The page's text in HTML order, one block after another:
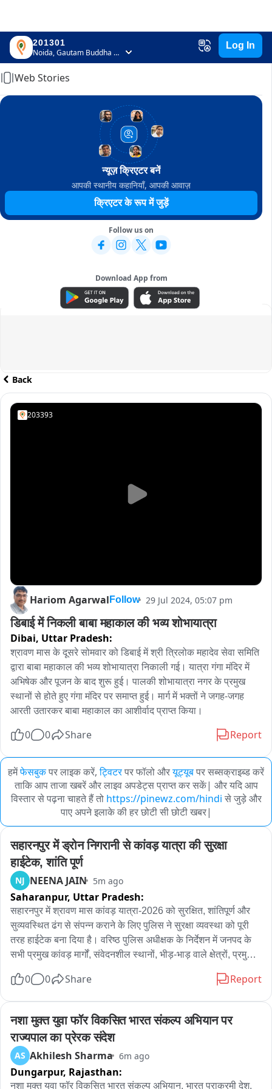
201301
Noida, Gautam Buddha Nagar, Uttar Pradesh
Log In
Home
Web Stories
न्यूज़ क्रिएटर बनें
आपकी स्थानीय कहानियाँ, आपकी आवाज़
क्रिएटर के रूप में जुड़ें
Follow us on
Download App from
ADVERTISEMENT
Back
203393
Hariom Agarwal Follow 29 Jul 2024, 05:07 pm
डिबाई में निकली बाबा महाकाल की भव्य शोभायात्रा
Dibai, Uttar Pradesh:
श्रावण मास के दूसरे सोमवार को डिबाई में श्री त्रिलोक महादेव सेवा समिति
द्वारा बाबा महाकाल की भव्य शोभायात्रा निकाली गई। यात्रा गंगा मंदिर में
अभिषेक और पूजन के बाद शुरू हुई। पालकी शोभायात्रा नगर के प्रमुख
स्थानों से होते हुए गंगा मंदिर पर समाप्त हुई। मार्ग में भक्तों ने जगह-जगह
आरती उतारकर बाबा महाकाल का आशीर्वाद प्राप्त किया।
0
0 Share Report
हमेंफेसबुकपर लाइक करें, ट्विटरपर फॉलो औरयूट्यूबपर सब्सक्राइब्ड करें
ताकि आप ताजा खबरें और लाइव अपडेट्स प्राप्त कर सकें| और यदि आप
विस्तार से पढ़ना चाहते हैं तो https://pinewz.com/hindi से जुड़े और
पाए अपने इलाके की हर छोटी सी छोटी खबर|
सहारनपुर में ड्रोन निगरानी से कांवड़ यात्रा की सुरक्षा
हाईटेक, शांति पूर्ण
NJ NEENA JAIN 5m ago
Saharanpur, Uttar Pradesh:
सहारनपुर में श्रावण मास कांवड़ यात्रा-2026 को सुरक्षित, शांतिपूर्ण और
सुव्यवस्थित ढंग से संपन्न कराने के लिए पुलिस ने सुरक्षा व्यवस्था को पूरी
तरह हाईटेक बना दिया है। वरिष्ठ पुलिस अधीक्षक के निर्देशन में जनपद के
सभी प्रमुख कांवड़ मार्गों, संवेदनशील स्थानों, भीड़-भाड़ वाले क्षेत्रों, प्रमुख
निगरानी की जा रही है। ड्रोन से मिलने वाली लाइव फुटेज पर पुलिस
इसके जरिए भीड़ की स्थिति, यातायात व्यवस्था, संदिग्ध गतिविधियों और
कानून-व्यवस्था से जुड़ी किसी भी स्थिति की रियल टाइम मॉनिटरिंग की जा
रही है। यदि कहीं भी अधिक भीड़, जाम, संदिग्ध व्यक्ति या کوئی آپात
स्थिति दिखाई देती है तो संबंधित पुलिस बल को तुरंत मौके पर भेजकर
आवश्यक कार्रवाई कराई जा रही है। पुलिस का कहना है कि ड्रोन सर्विलांस
से न केवल श्रद्धालुओं की सुरक्षा मजबूत हुई है, बल्कि यातायात संचालन और
0 0 Share Report
नशा मुक्त युवा फॉर विकसित भारत संकल्प अभियान पर
राज्यपाल का प्रेरक संदेश
AS Akhilesh Sharma 6m ago
Dungarpur, Rajasthan:
नशा मुक्त युवा फॉर विकसित भारत संकल्प अभियान, भारत पराक्रमी देश,